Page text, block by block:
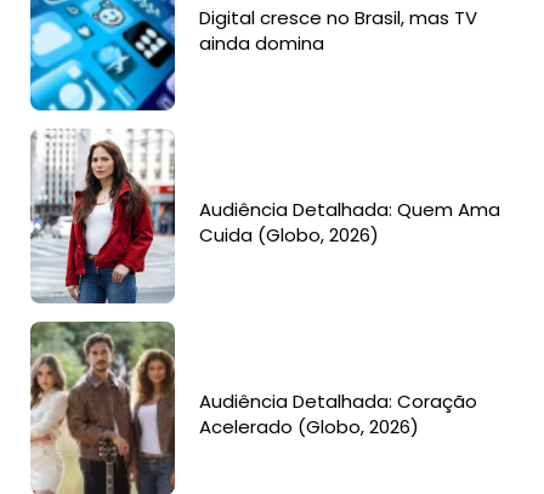
Digital cresce no Brasil, mas TV
ainda domina
Audiência Detalhada: Quem Ama
Cuida (Globo, 2026)
Audiência Detalhada: Coração
Acelerado (Globo, 2026)